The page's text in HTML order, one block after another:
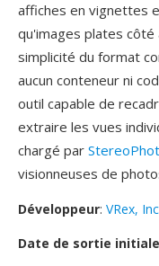
affiches en vignettes
qu'images plates côté
simplicité du format
aucun conteneur ni
outil capable de
extraire les vues
chargé par
visionneuses de
Développeur: VRex,
Date de sortie initiale